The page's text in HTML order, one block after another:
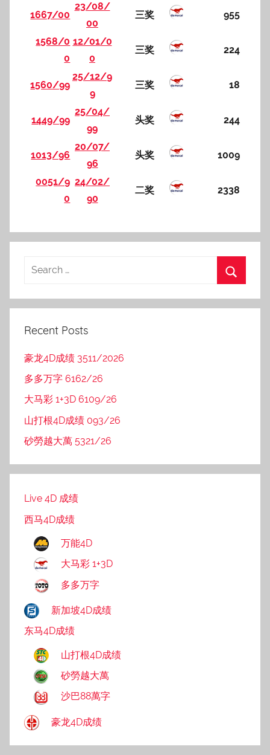
1667/00
23/08/
00
三奖 955
1568/0
0
12/01/0
0
三奖 224
1560/99
25/12/9
9
三奖 18
1449/99
25/04/
99
头奖 244
1013/96
20/07/
96
头奖 1009
0051/9
0
24/02/
90
二奖 2338
Recent Posts
豪龙4D成绩 3511/2026
多多万字 6162/26
大马彩 1+3D 6109/26
山打根4D成绩 093/26
砂勞越大萬 5321/26
Live 4D 成绩
西马4D成绩
万能4D
大马彩 1+3D
多多万字
新加坡4D成绩
东马4D成绩
山打根4D成绩
砂勞越大萬
沙巴88萬字
豪龙4D成绩